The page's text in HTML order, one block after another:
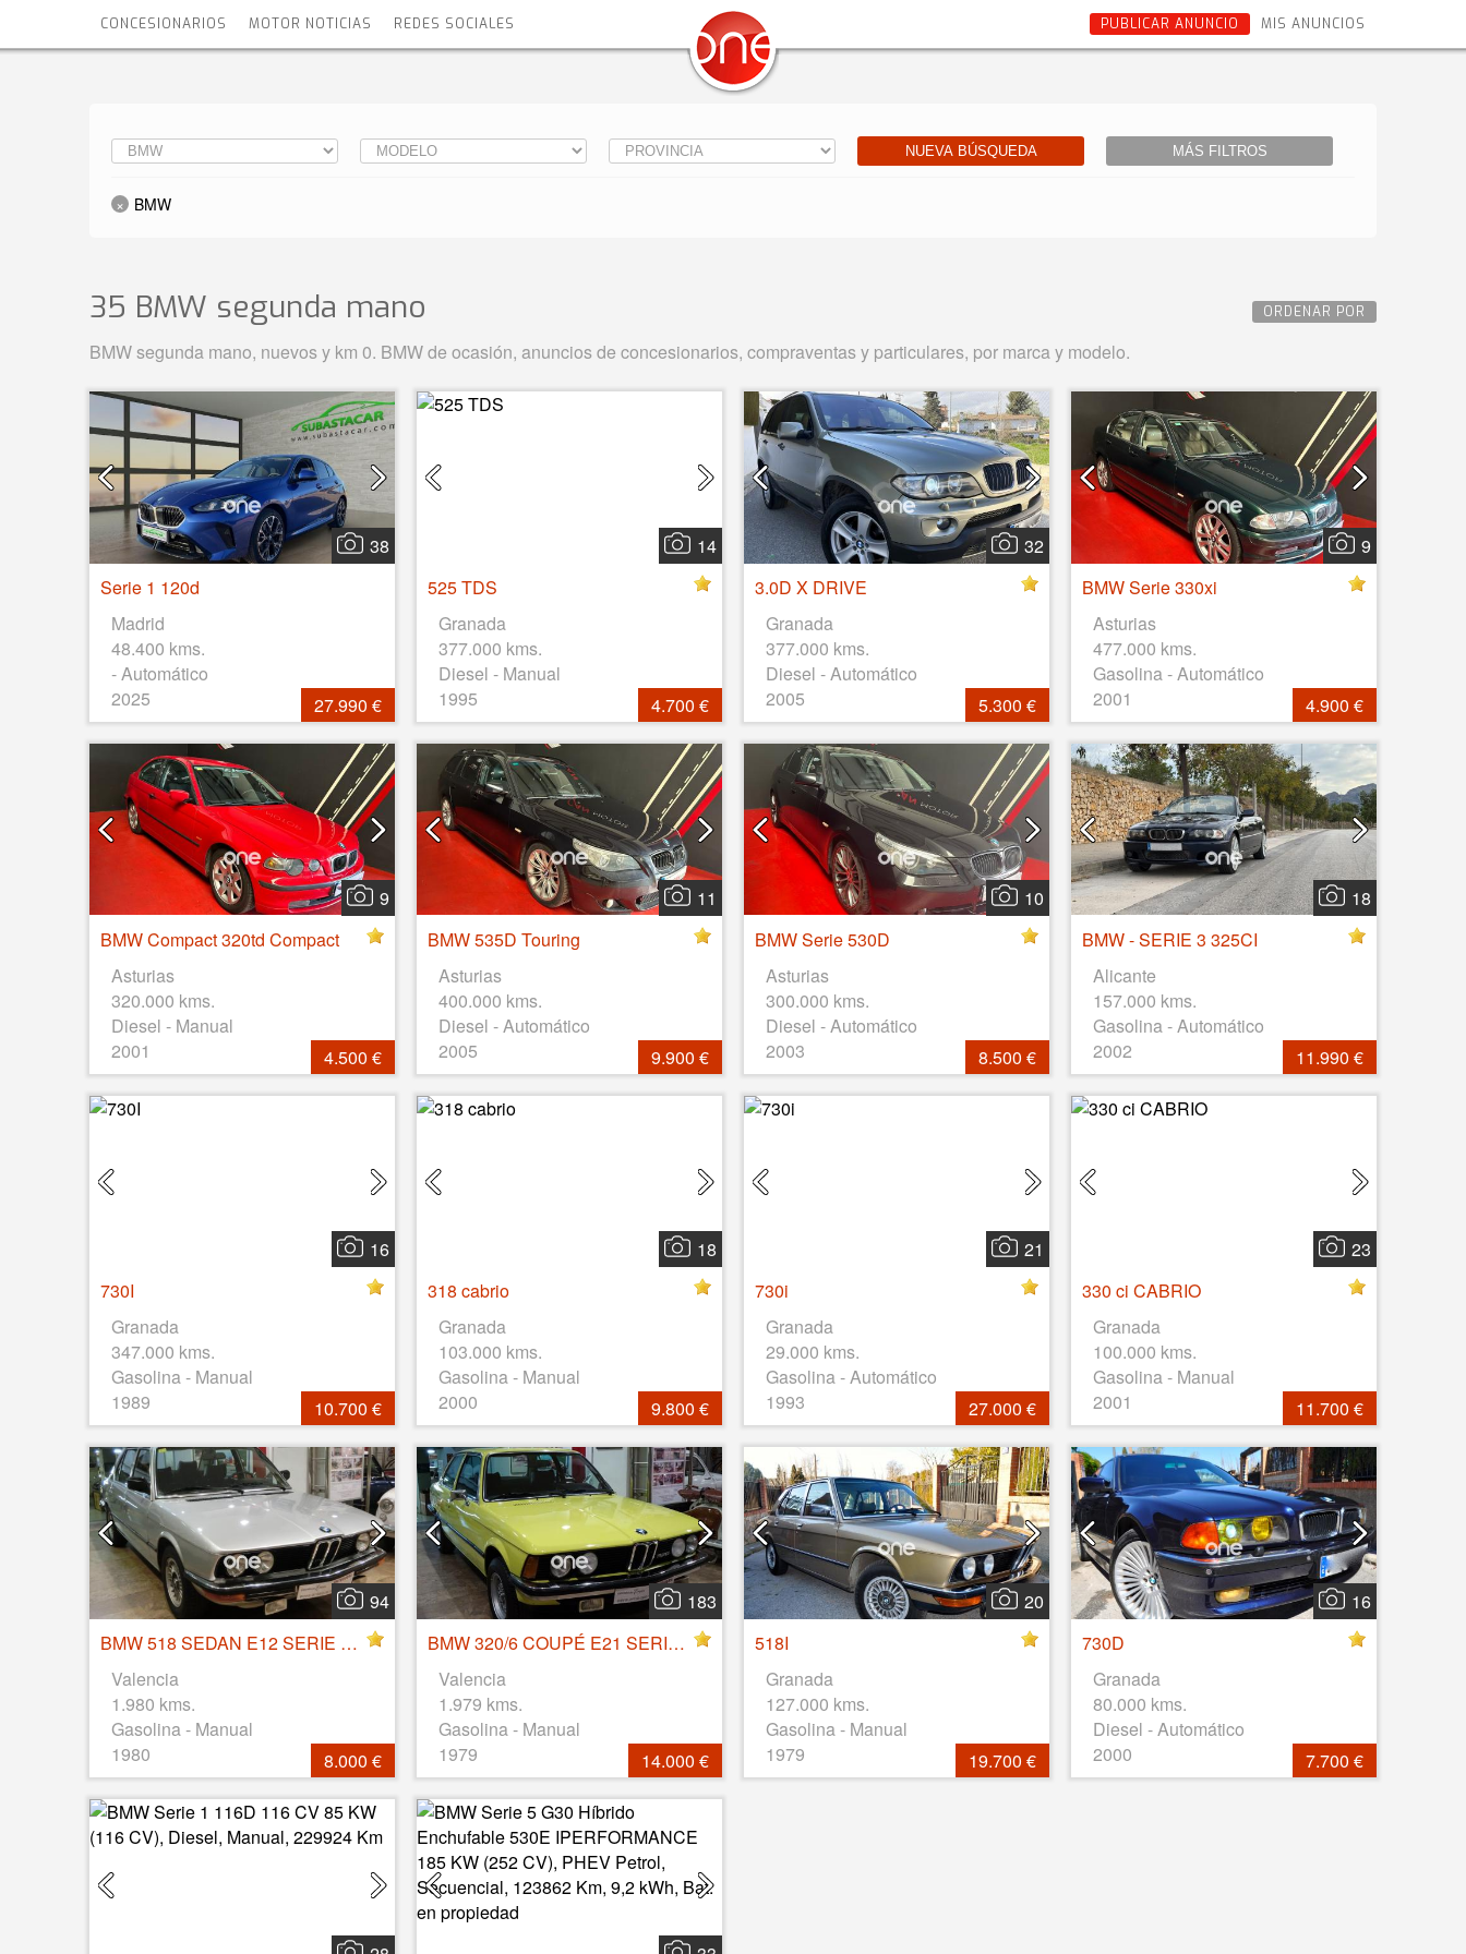
CONCESIONARIOS MOTOR NOTICIAS REDES SOCIALES MIS ANUNCIOS
PUBLICAR ANUNCIO
NUEVA BÚSQUEDA MÁS FILTROS
BMW
ORDENAR POR
35 BMW segunda mano
BMW segunda mano, nuevos y km 0. BMW de ocasión, anuncios de concesionarios, compraventas y particulares, por marca y modelo.
38
Serie 1 120d
Madrid
48.400 kms.
- Automático
2025
27.990 €
14
525 TDS
Granada
377.000 kms.
Diesel - Manual
1995
4.700 €
32
3.0D X DRIVE
Granada
377.000 kms.
Diesel - Automático
2005
5.300 €
9
BMW Serie 330xi
Asturias
477.000 kms.
Gasolina - Automático
2001
4.900 €
9
BMW Compact 320td Compact
Asturias
320.000 kms.
Diesel - Manual
2001
4.500 €
11
BMW 535D Touring
Asturias
400.000 kms.
Diesel - Automático
2005
9.900 €
10
BMW Serie 530D
Asturias
300.000 kms.
Diesel - Automático
2003
8.500 €
18
BMW - SERIE 3 325CI
Alicante
157.000 kms.
Gasolina - Automático
2002
11.990 €
16
730I
Granada
347.000 kms.
Gasolina - Manual
1989
10.700 €
18
318 cabrio
Granada
103.000 kms.
Gasolina - Manual
2000
9.800 €
21
730i
Granada
29.000 kms.
Gasolina - Automático
1993
27.000 €
23
330 ci CABRIO
Granada
100.000 kms.
Gasolina - Manual
2001
11.700 €
94
BMW 518 SEDAN E12 SERIE 5 - AÑO 1980
Valencia
1.980 kms.
Gasolina - Manual
1980
8.000 €
183
BMW 320/6 COUPÉ E21 SERIE 3 - AÑO 1979
Valencia
1.979 kms.
Gasolina - Manual
1979
14.000 €
20
518I
Granada
127.000 kms.
Gasolina - Manual
1979
19.700 €
16
730D
Granada
80.000 kms.
Diesel - Automático
2000
7.700 €